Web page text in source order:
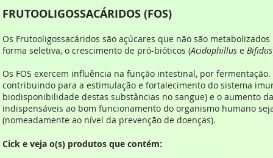
FRUTOOLIGOSSACÁRIDOS (FOS)
Os Frutooligossacáridos são açúcares que não são
forma seletiva, o crescimento de pró-bióticos (Acidophillus e Bifidus
Os FOS exercem influência na função intestinal, por
contribuindo para a estimulação e fortalecimento do sistema
biodisponibilidade destas substâncias no sangue) e o aumento
indispensáveis ao bom funcionamento do organismo humano
(nomeadamente ao nível da prevenção de doenças).
Cick e veja o(s) produtos que contém: